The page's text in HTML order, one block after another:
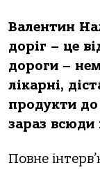
Валентин
доріг – це
дороги –
лікарні,
продукти до
зараз всюди
Повне